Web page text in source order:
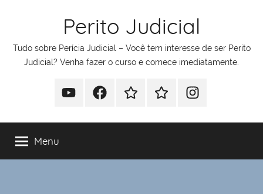
conteúdo
Perito Judicial
Tudo sobre Perícia Judicial – Você tem interesse de ser Perito
Judicial? Venha fazer o curso e comece imediatamente.
YoutubeFacebookWhatsappTelegramInstagram
Menu